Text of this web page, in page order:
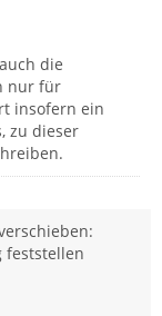
die
nur für
insofern ein
zu dieser
feststellen